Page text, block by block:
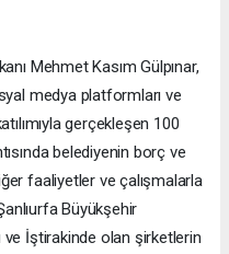
Mehmet Kasım Gülpınar,
medya platformları ve
gerçekleşen 100
belediyenin borç ve
faaliyetler ve çalışmalarla
Büyükşehir
ve İştirakinde olan şirketlerin